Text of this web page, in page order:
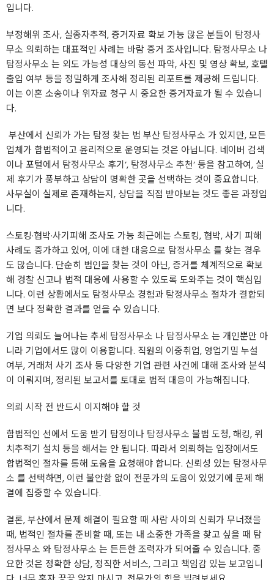
입니다.
부정해위 조사, 실종자추적, 증거자료 확보 가능 많은 분들이 탐정사
무소 의뢰하는 대표적인 사례는 바람 증거 조사입니다. 탐정사무소 나
탐정사무소 는 외도 가능성 대상의 동선 파악, 사진 및 영상 확보, 호텔
출입 여부 등을 정밀하게 조사해 정리된 리포트를 제공해 드립니다.
이는 이혼 소송이나 위자료 청구 시 중요한 증거자료가 될 수 있습니
다.
‍ 부산에서 신뢰가 가는 탐정 찾는 법 부산 탐정사무소 가 있지만, 모든
업체가 합법적이고 윤리적으로 운영되는 것은 아닙니다. 네이버 검색
이나 포털에서 탐정사무소 후기’, 탐정사무소 추천’ 등을 참고하여, 실
제 후기가 풍부하고 상담이 명확한 곳을 선택하는 것이 중요합니다.
사무실이 실제로 존재하는지, 상담을 직접 받아보는 것도 좋은 과정입
니다.
스토킹·협박·사기피해 조사도 가능 최근에는 스토킹, 협박, 사기 피해
사례도 증가하고 있어, 이에 대한 대응으로 탐정사무소 를 찾는 경우
도 많습니다. 단순히 범인을 찾는 것이 아닌, 증거를 체계적으로 확보
해 경찰 신고나 법적 대응에 사용할 수 있도록 도와주는 것이 핵심입
니다. 이런 상황에서도 탐정사무소 경험과 탐정사무소 절차가 결합되
면 보다 정확한 결과를 얻을 수 있습니다.
기업 의뢰도 늘어나는 추세 탐정사무소 나 탐정사무소 는 개인뿐만 아
니라 기업에서도 많이 이용합니다. 직원의 이중취업, 영업기밀 누설
여부, 거래처 사기 조사 등 다양한 기업 관련 사건에 대해 조사와 분석
이 이뤄지며, 정리된 보고서를 토대로 법적 대응이 가능해집니다.
의뢰 시작 전 반드시 이지해야 할 것
합법적인 선에서 도움 받기 탐정이나 탐정사무소 불법 도청, 해킹, 위
치추적기 설치 등을 해서는 안 됩니다. 따라서 의뢰하는 입장에서도
합법적인 절차를 통해 도움을 요청해야 합니다. 신뢰성 있는 탐정사무
소 를 선택하면, 이런 불안함 없이 전문가의 도움이 있었기에 문제 해
결에 집중할 수 있습니다.
결론, 부산에서 문제 해결이 필요할 때 사람 사이의 신뢰가 무너졌을
때, 법적인 절차를 준비할 때, 또는 내 소중한 가족을 찾고 싶을 때 탐
정사무소 와 탐정사무소 는 든든한 조력자가 되어줄 수 있습니다. 중
요한 것은 정확한 상담, 정직한 서비스, 그리고 책임감 있는 보고입니